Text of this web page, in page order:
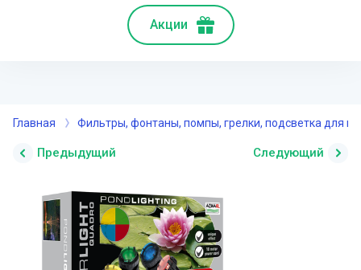
Акции
Главная Фильтры, фонтаны, помпы, грелки, подсветка для
Предыдущий Следующий